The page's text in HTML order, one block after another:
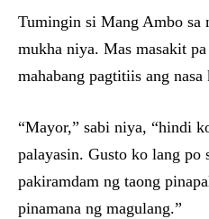
Tumingin si Mang Ambo sa
mukha niya. Mas masakit
mahabang pagtitiis ang
“Mayor,” sabi niya, “hindi
palayasin. Gusto ko lang po
pakiramdam ng taong
pinamana ng magulang.”